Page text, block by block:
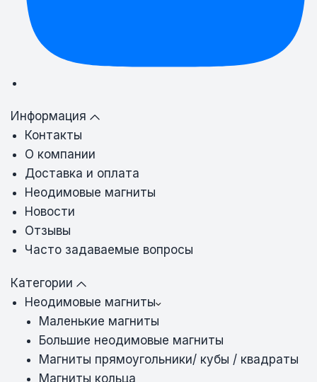
Информация
Контакты
О компании
Доставка и оплата
Неодимовые магниты
Новости
Отзывы
Часто задаваемые вопросы
Категории
Неодимовые магниты
Маленькие магниты
Большие неодимовые магниты
Магниты прямоугольники/ кубы / квадраты
Магниты кольца